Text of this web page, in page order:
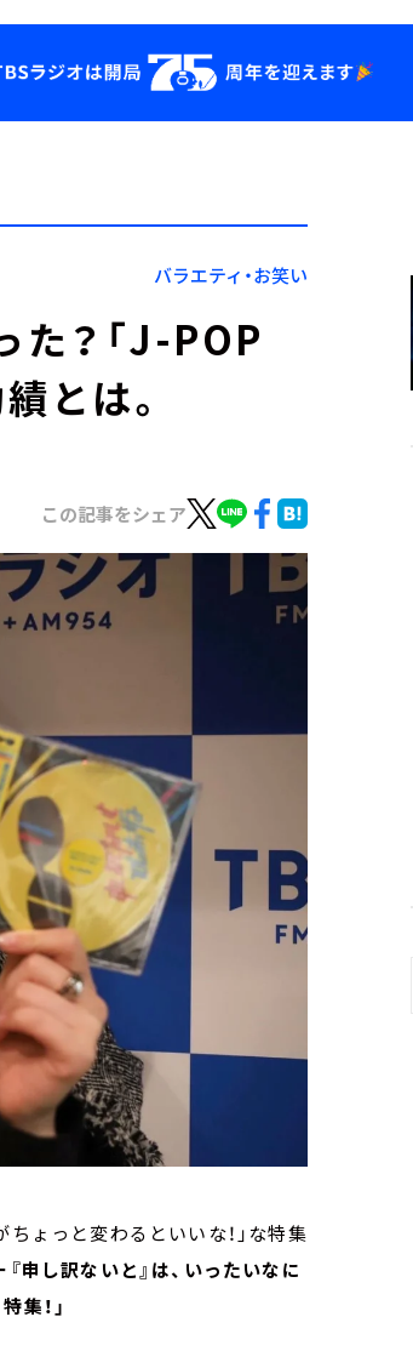
YouTube
会社情報
バラエティ・お笑い
？「J-POP
とは。
この記事をシェア
ょっと変わるといいな！」な特集
申し訳ないと』は、いったいなに
集！」